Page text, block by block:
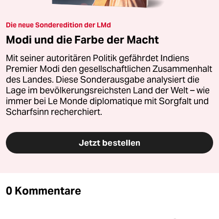
Die neue Sonderedition der LMd
Modi und die Farbe der Macht
Mit seiner autoritären Politik gefährdet Indiens
Premier Modi den gesellschaftlichen Zusammenhalt
des Landes. Diese Sonderausgabe analysiert die
Lage im bevölkerungsreichsten Land der Welt – wie
immer bei Le Monde diplomatique mit Sorgfalt und
Scharfsinn recherchiert.
Jetzt bestellen
0 Kommentare